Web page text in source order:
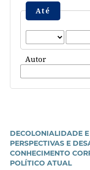
Até
Autor
DECOLONIALIDADE
PERSPECTIVAS E
CONHECIMENTO
POLÍTICO ATUAL